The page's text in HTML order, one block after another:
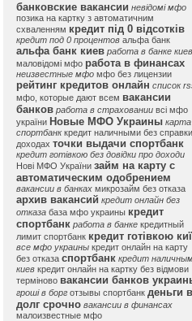
банковские вакансии невідомі мфо
позика на картку з автоматичним
схваленням кредит під 0 відсотків
кредит под 0 процентов альфа банк
альфа банк киев работа в банке киев
маловідомі мфо работа в финансах
неизвестные мфо мфо без лицензии
рейтинг кредитов онлайн список
мфо, которые дают всем вакансии
банков работа в страховании всі мфо
україни Новые МФО Украины карта
спортбанк кредит наличными без
доходах точки выдачи спортбанк
кредит готівкою без довідки про доходи
Нові МФО України займ на карту с
автоматическим одобрением
вакансии в банках микрозайм без отказа
архив вакансий кредит онлайн без
отказа база мфо украины кредит
спортбанк работа в банке кредитный
лимит спортбанк кредит готівкою
все мфо украины кредит онлайн на карту
без отказа спортбанк кредит
киев кредит онлайн на картку без відмови
терміново вакансии банков
гроші в борг отзывы спортбанк деньги в
долг срочно вакансии в финансах
малоизвестные мфо